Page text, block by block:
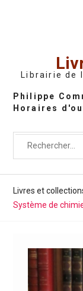
Librairie de
Livres et
Système de